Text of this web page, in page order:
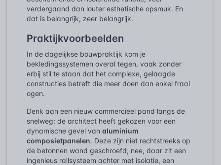
verdergaand dan louter esthetische opsmuk. En
dat is belangrijk, zeer belangrijk.
Praktijkvoorbeelden
In de dagelijkse bouwpraktijk kom je
bekledingssystemen overal tegen, vaak zonder
erbij stil te staan dat het complexe, gelaagde
constructies betreft die meer doen dan enkel fraai
ogen.
Denk aan een nieuw commercieel pand langs de
snelweg: de architect heeft gekozen voor een
dynamische gevel van aluminium
composietpanelen. Deze zijn niet rechtstreeks op
de betonnen wand geschroefd; nee, daar zit een
ingenieus railsysteem achter met isolatie, een